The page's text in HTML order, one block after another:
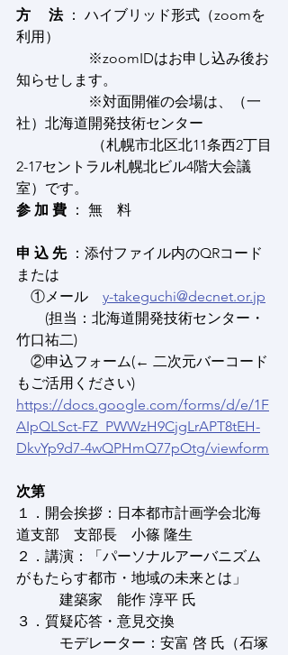
方　 法 ： ハイブリッド形式（zoomを
利用）
※zoomIDはお申し込み後お
知らせします。
※対面開催の会場は、（一
社）北海道開発技術センター
2-17セントラル札幌北ビル4階大会議
室）です。
参 加 費 ： 無　料
申 込 先 ：添付ファイル内のQRコード
または
①メール y-takeguchi@decnet.or.jp
(担当：北海道開発技術センター・
竹口祐二)
②申込フォーム(← 二次元バーコード
もご活用ください)
https://docs.google.com/forms/d/e/1F
AIpQLSct-FZ_PWWzH9CjgLrAPT8tEH-
DkvYp9d7-4wQPHmQ77pOtg/viewform
次第
１．開会挨拶：日本都市計画学会北海
道支部　支部長　小篠 隆生
２．講演：「パーソナルアーバニズム
がもたらす都市・地域の未来とは」
建築家　能作 淳平 氏
３．質疑応答・意見交換
モデレーター：安富 啓 氏（石塚